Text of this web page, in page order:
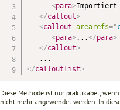
<para>
</callout>
<callout arearefs="
<para>...</para>
</callout>
</calloutlist>
Diese Methode ist nur praktikabel,
nicht mehr angewendet werden. In